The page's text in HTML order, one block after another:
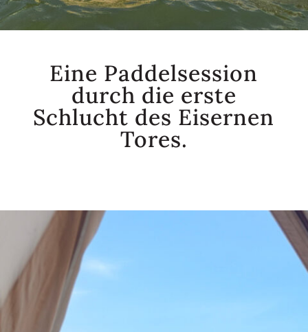
Eine Paddelsession
durch die erste
Schlucht des Eisernen
Tores.